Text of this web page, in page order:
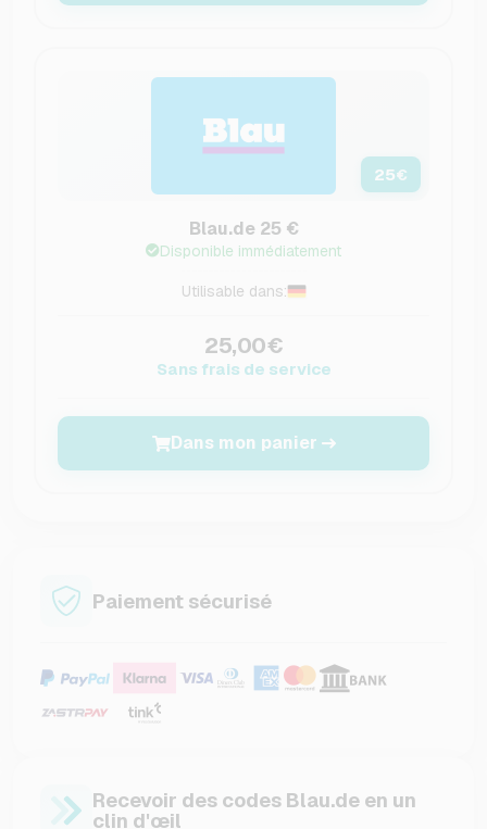
25€
Blau.de 25 €
Disponible immédiatement
Utilisable dans:
25,00€
Sans frais de service
Dans mon panier
Paiement sécurisé
Recevoir des codes Blau.de en un
clin d'œil